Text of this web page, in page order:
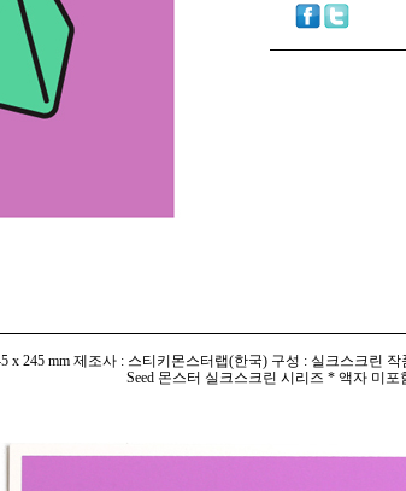
x 245 mm 제조사 : 스티키몬스터랩(한국) 구성 : 실크스크린
Seed 몬스터 실크스크린 시리즈 * 액자 미포